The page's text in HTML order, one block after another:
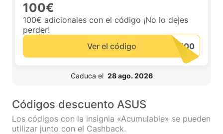
100€
100€ adicionales con el código ¡No lo dejes
perder!
Ver el código
Caduca el 28 ago. 2026
Códigos descuento ASUS
Los códigos con la insignia «Acumulable» se pueden
utilizar junto con el Cashback.